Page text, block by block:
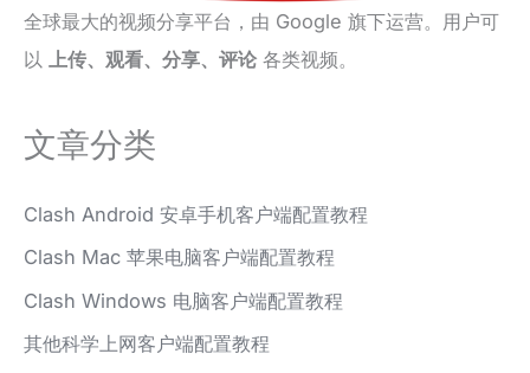
全球最大的视频分享平台，由 Google 旗下运营。用户可
以
上传、观看、分享、评论 各类视频。
文章分类
Clash Android 安卓手机客户端配置教程
Clash Mac 苹果电脑客户端配置教程
Clash Windows 电脑客户端配置教程
其他科学上网客户端配置教程